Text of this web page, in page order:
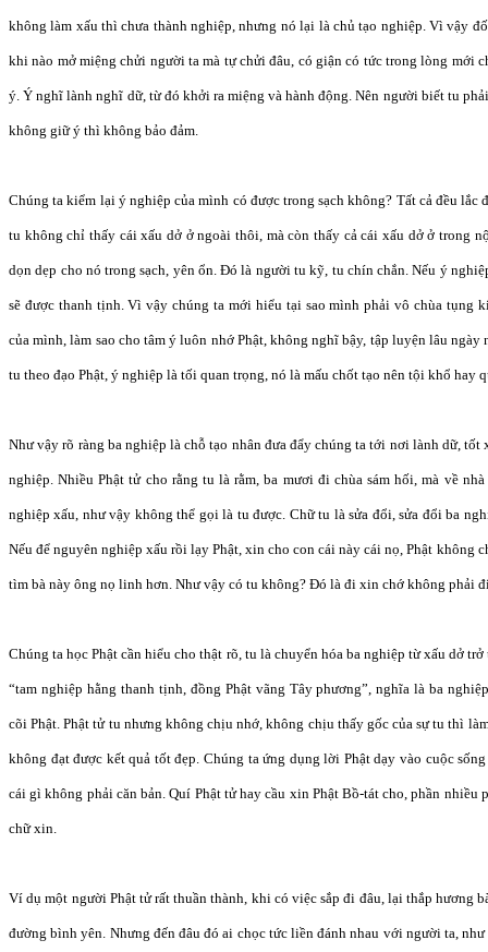
không làm xấu thì chưa thành nghiệp, nhưng nó lại là chủ tạo nghiệp. Vì vậy
khi nào mở miệng chửi người ta mà tự chửi đâu, có giận có tức trong lòng mới
ý. Ý nghĩ lành nghĩ dữ, từ đó khởi ra miệng và hành động. Nên người biết tu
không giữ ý thì không bảo đảm.
Chúng ta kiểm lại ý nghiệp của mình có được trong sạch không? Tất cả đều
tu không chỉ thấy cái xấu dở ở ngoài thôi, mà còn thấy cả cái xấu dở ở trong
dọn dẹp cho nó trong sạch, yên ổn. Đó là người tu kỹ, tu chín chắn. Nếu ý
sẽ được thanh tịnh. Vì vậy chúng ta mới hiểu tại sao mình phải vô chùa tụng
của mình, làm sao cho tâm ý luôn nhớ Phật, không nghĩ bậy, tập luyện lâu
tu theo đạo Phật, ý nghiệp là tối quan trọng, nó là mấu chốt tạo nên tội khổ hay
Như vậy rõ ràng ba nghiệp là chỗ tạo nhân đưa đẩy chúng ta tới nơi lành dữ,
nghiệp. Nhiều Phật tử cho rằng tu là rằm, ba mươi đi chùa sám hối, mà về
nghiệp xấu, như vậy không thể gọi là tu được. Chữ tu là sửa đổi, sửa đổi ba
Nếu để nguyên nghiệp xấu rồi lạy Phật, xin cho con cái này cái nọ, Phật không
tìm bà này ông nọ linh hơn. Như vậy có tu không? Đó là đi xin chớ không phải
Chúng ta học Phật cần hiểu cho thật rõ, tu là chuyển hóa ba nghiệp từ xấu dở
“tam nghiệp hằng thanh tịnh, đồng Phật vãng Tây phương”, nghĩa là ba
cõi Phật. Phật tử tu nhưng không chịu nhớ, không chịu thấy gốc của sự tu thì
không đạt được kết quả tốt đẹp. Chúng ta ứng dụng lời Phật dạy vào cuộc
cái gì không phải căn bản. Quí Phật tử hay cầu xin Phật Bồ-tát cho, phần nhiều
chữ xin.
Ví dụ một người Phật tử rất thuần thành, khi có việc sắp đi đâu, lại thắp hương
đường bình yên. Nhưng đến đâu đó ai chọc tức liền đánh nhau với người ta,